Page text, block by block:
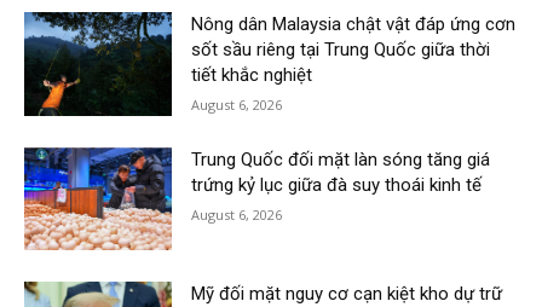
Nông dân Malaysia chật vật đáp ứng cơn
sốt sầu riêng tại Trung Quốc giữa thời
tiết khắc nghiệt
August 6, 2026
Trung Quốc đối mặt làn sóng tăng giá
trứng kỷ lục giữa đà suy thoái kinh tế
August 6, 2026
Mỹ đối mặt nguy cơ cạn kiệt kho dự trữ